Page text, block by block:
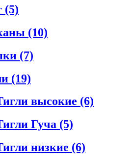
(5)
(10)
(7)
(19)
высокие (6)
Гуча (5)
низкие (6)